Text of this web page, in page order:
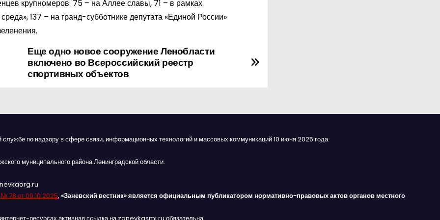
крупномеров: 75 – на Аллее славы, 71 – в рамках
137 – на гранд-субботнике депутата «Единой России»
Еще одно новое сооружение Ленобласти
включено во Всероссийский реестр
спортивных объектов
службе по надзору в сфере связи, информационных технологий и массовых коммуникаций 10 июня 2025 года.
муниципального района Ленинградской области.
№ 78 от 09.10.2025, «Заневский вестник» является официальным публикатором нормативно-правовых актов органов местного